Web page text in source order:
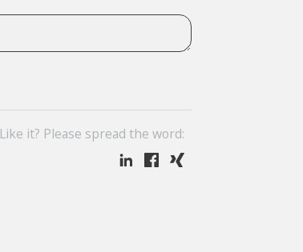
Like it? Please spread the word: